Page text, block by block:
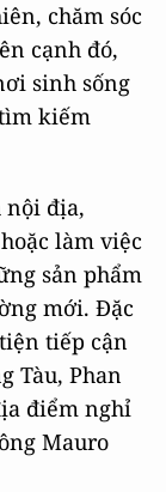
chăm sóc
cạnh đó,
sinh sống
kiếm
nội địa,
làm việc
sản phẩm
mới. Đặc
tiếp cận
Tàu, Phan
điểm nghỉ
Mauro